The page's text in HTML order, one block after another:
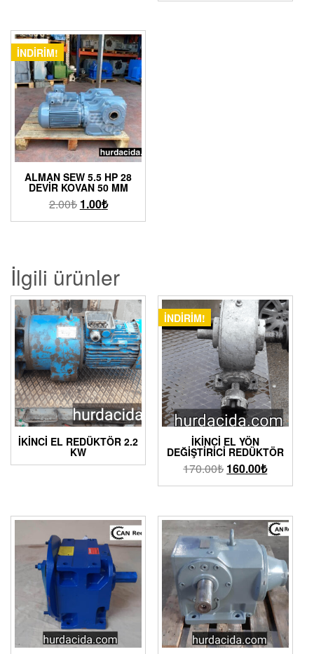
İNDIRIM!
ALMAN SEW 5.5 HP 28
DEVIR KOVAN 50 MM
2.00₺ 1.00₺
İlgili ürünler
İKİNCİ EL REDÜKTÖR 2.2
KW
İNDIRIM!
İKINCI EL YÖN
DEĞIŞTIRICI REDÜKTÖR
170.00₺ 160.00₺